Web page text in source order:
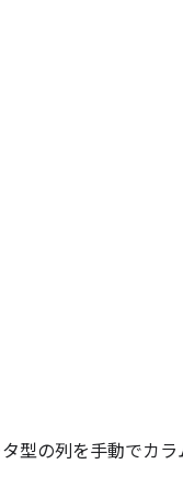
型の列を手動でカ